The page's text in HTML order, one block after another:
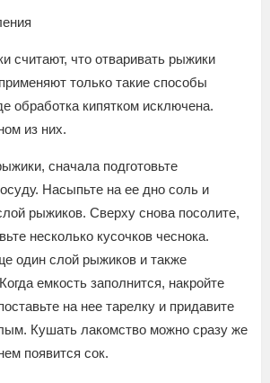
считают, что отваривать рыжики
только такие способы
обработка кипятком исключена.
из них.
сначала подготовьте
Насыпьте на ее дно соль и
рыжиков. Сверху снова посолите,
несколько кусочков чеснока.
один слой рыжиков и также
емкость заполнится, накройте
на нее тарелку и придавите
Кушать лакомство можно сразу же
появится сок.